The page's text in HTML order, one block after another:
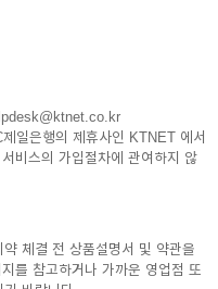
일은행의 제휴사인 KTNET 에서
비스의 가입절차에 관여하지 않
체결 전 상품설명서 및 약관을
를 참고하거나 가까운 영업점 또